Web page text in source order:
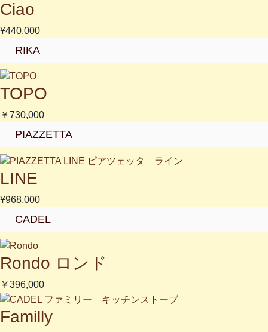
Ciao
¥440,000
RIKA
TOPO
￥730,000
PIAZZETTA
LINE
¥968,000
CADEL
Rondo ロンド
￥396,000
Familly